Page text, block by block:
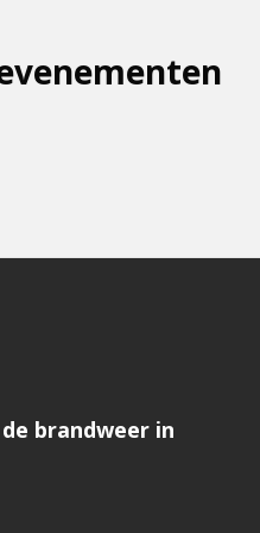
brandweer in